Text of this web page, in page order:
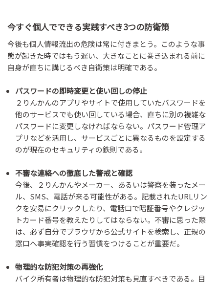
今すぐ個人でできる実践すべき3つの防衛策
今後も個人情報流出の危険は常に付きまとう。このような事
態が起きた時ではもう遅い、大きなことに巻き込まれる前に
自身が直ちに講じるべき自衛策は明確である。
パスワードの即時変更と使い回しの停止
２りんかんのアプリやサイトで使用していたパスワードを
他のサービスでも使い回している場合、直ちに別の複雑な
パスワードに変更しなければならない。パスワード管理ア
プリなどを活用し、サービスごとに異なるものを設定する
のが現在のセキュリティの鉄則である。
不審な連絡への徹底した警戒と確認
今後、２りんかんやメーカー、あるいは警察を装ったメー
ル、SMS、電話が来る可能性がある。記載されたURLリン
クを安易にクリックしたり、電話口で暗証番号やクレジッ
トカード番号を教えたりしてはならない。不審に思った際
は、必ず自分でブラウザから公式サイトを検索し、正規の
窓口へ事実確認を行う習慣をつけることが重要だ。
物理的な防犯対策の再強化
バイク所有者は物理的な防犯対策も見直すべきである。目